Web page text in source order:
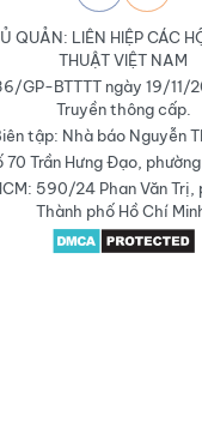
QUẢN: LIÊN HIỆP CÁC
THUẬT VIỆT NAM
GP-BTTTT ngày 19/11/
Truyền thông cấp.
tập: Nhà báo Nguyễn
70 Trần Hưng Đạo,
590/24 Phan Văn Trị,
Thành phố Hồ Chí